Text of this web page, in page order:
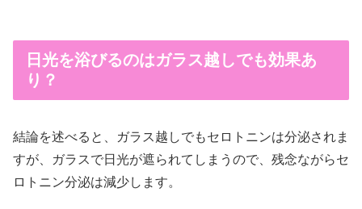
日光を浴びるのはガラス越しでも効果あ
り？
結論を述べると、ガラス越しでもセロトニンは分泌されま
すが、
ガラスで日光が遮られてしまう ので 、残念ながらセ
ロトニン分泌は減少します。